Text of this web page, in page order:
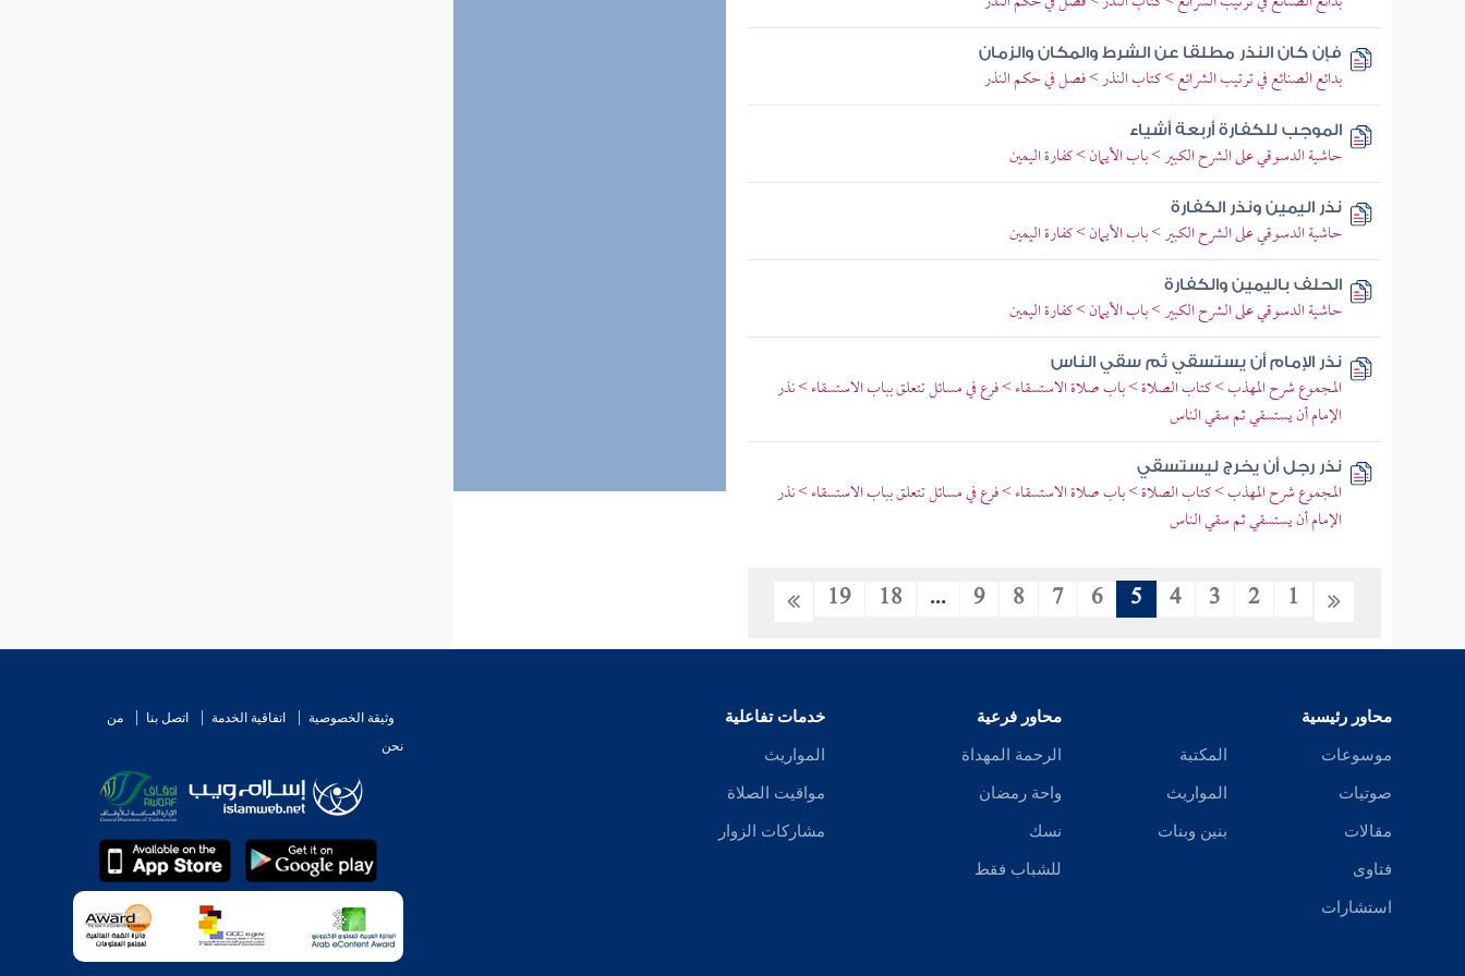
فإن كان النذر مطلقا عن الشرط والمكان والزمان
بدائع الصنائع في ترتيب الشرائع > كتاب النذر > فصل في حكم النذر
الموجب للكفارة أربعة أشياء
حاشية الدسوقي على الشرح الكبير > باب الأيمان > كفارة اليمين
نذر اليمين ونذر الكفارة
حاشية الدسوقي على الشرح الكبير > باب الأيمان > كفارة اليمين
الحلف باليمين والكفارة
حاشية الدسوقي على الشرح الكبير > باب الأيمان > كفارة اليمين
نذر الإمام أن يستسقي ثم سقي الناس
المجموع شرح المهذب > كتاب الصلاة > باب صلاة الاستسقاء > فرع في مسائل تتعلق بباب الاستسقاء > نذر
الإمام أن يستسقي ثم سقي الناس
نذر رجل أن يخرج ليستسقي
المجموع شرح المهذب > كتاب الصلاة > باب صلاة الاستسقاء > فرع في مسائل تتعلق بباب الاستسقاء > نذر
الإمام أن يستسقي ثم سقي الناس
1
2
3
4
5
6
7
8
9
...
18
19
محاور رئيسية
موسوعات
صوتيات
مقالات
فتاوى
استشارات
المكتبة
المواريث
بنين وبنات
محاور فرعية
الرحمة المهداة
واحة رمضان
نسك
للشباب فقط
خدمات تفاعلية
المواريث
مواقيت الصلاة
مشاركات الزوار
وثيقة الخصوصية اتفاقية الخدمة اتصل بنا
من
نحن